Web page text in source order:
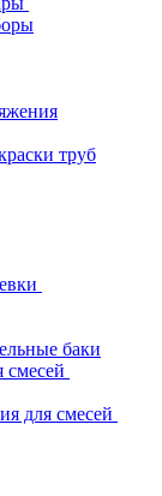
труб
баки
смесей
для смесей